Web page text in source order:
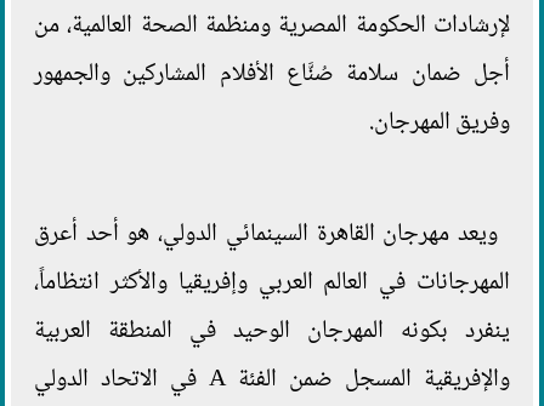
لإرشادات الحكومة المصرية ومنظمة الصحة العالمية، من
أجل ضمان سلامة صُنَّاع الأفلام المشاركين والجمهور
وفريق المهرجان.
ويعد مهرجان القاهرة السينمائي الدولي، هو أحد أعرق
المهرجانات في العالم العربي وإفريقيا والأكثر انتظاماً،
ينفرد بكونه المهرجان الوحيد في المنطقة العربية
والإفريقية المسجل ضمن الفئة A في الاتحاد الدولي